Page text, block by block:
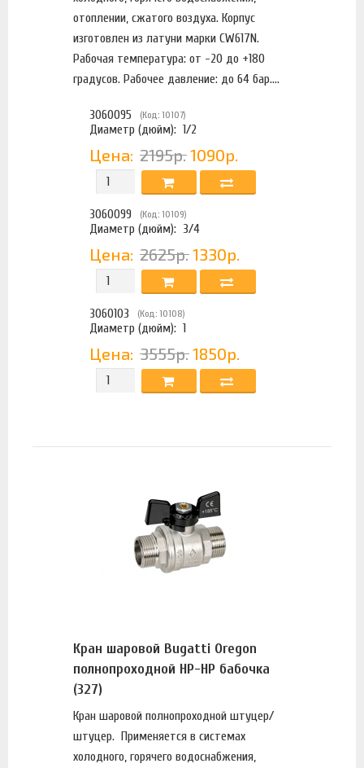
отоплении, сжатого воздуха. Корпус
изготовлен из латуни марки CW617N.
Рабочая температура: от -20 до +180
градусов. Рабочее давление: до 64 бар....
3060095 (Код: 10107)
Диаметр (дюйм): 1/2
Цена: 2195р. 1090р.
3060099 (Код: 10109)
Диаметр (дюйм): 3/4
Цена: 2625р. 1330р.
3060103 (Код: 10108)
Диаметр (дюйм): 1
Цена: 3555р. 1850р.
Кран шаровой Bugatti Oregon
полнопроходной НР-НР бабочка
(327)
Кран шаровой полнопроходной штуцер/
штуцер. Применяется в системах
холодного, горячего водоснабжения,